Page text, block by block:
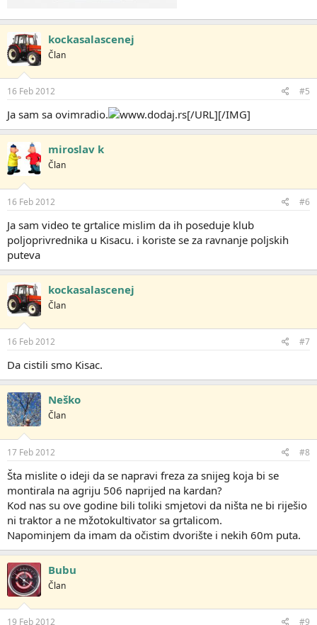
kockasalascenej
Član
16 Feb 2012 #5
Ja sam sa ovimradio. [/URL][/IMG]
miroslav k
Član
16 Feb 2012 #6
Ja sam video te grtalice mislim da ih poseduje klub
poljoprivrednika u Kisacu. i koriste se za ravnanje poljskih
puteva
kockasalascenej
Član
16 Feb 2012 #7
Da cistili smo Kisac.
Neško
Član
17 Feb 2012 #8
Šta mislite o ideji da se napravi freza za snijeg koja bi se
montirala na agriju 506 naprijed na kardan?
Kod nas su ove godine bili toliki smjetovi da ništa ne bi riješio
ni traktor a ne mžotokultivator sa grtalicom.
Napominjem da imam da očistim dvorište i nekih 60m puta.
Bubu
Član
19 Feb 2012 #9